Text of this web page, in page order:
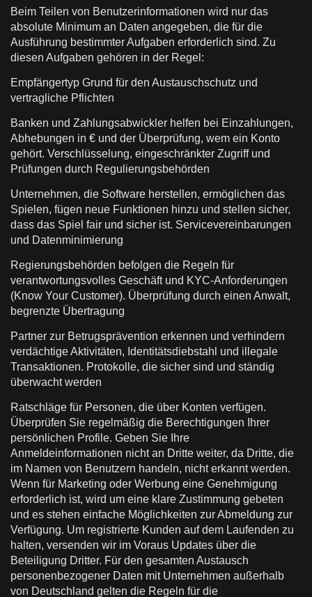
Beim Teilen von Benutzerinformationen wird nur das
absolute Minimum an Daten angegeben, die für die
Ausführung bestimmter Aufgaben erforderlich sind. Zu
diesen Aufgaben gehören in der Regel:
Empfängertyp Grund für den Austauschschutz und
vertragliche Pflichten
Banken und Zahlungsabwickler helfen bei Einzahlungen,
Abhebungen in € und der Überprüfung, wem ein Konto
gehört. Verschlüsselung, eingeschränkter Zugriff und
Prüfungen durch Regulierungsbehörden
Unternehmen, die Software herstellen, ermöglichen das
Spielen, fügen neue Funktionen hinzu und stellen sicher,
dass das Spiel fair und sicher ist. Servicevereinbarungen
und Datenminimierung
Regierungsbehörden befolgen die Regeln für
verantwortungsvolles Geschäft und KYC-Anforderungen
(Know Your Customer). Überprüfung durch einen Anwalt,
begrenzte Übertragung
Partner zur Betrugsprävention erkennen und verhindern
verdächtige Aktivitäten, Identitätsdiebstahl und illegale
Transaktionen. Protokolle, die sicher sind und ständig
überwacht werden
Ratschläge für Personen, die über Konten verfügen.
Überprüfen Sie regelmäßig die Berechtigungen Ihrer
persönlichen Profile. Geben Sie Ihre
Anmeldeinformationen nicht an Dritte weiter, da Dritte, die
im Namen von Benutzern handeln, nicht erkannt werden.
Wenn für Marketing oder Werbung eine Genehmigung
erforderlich ist, wird um eine klare Zustimmung gebeten
und es stehen einfache Möglichkeiten zur Abmeldung zur
Verfügung. Um registrierte Kunden auf dem Laufenden zu
halten, versenden wir im Voraus Updates über die
Beteiligung Dritter. Für den gesamten Austausch
personenbezogener Daten mit Unternehmen außerhalb
von Deutschland gelten die Regeln für die